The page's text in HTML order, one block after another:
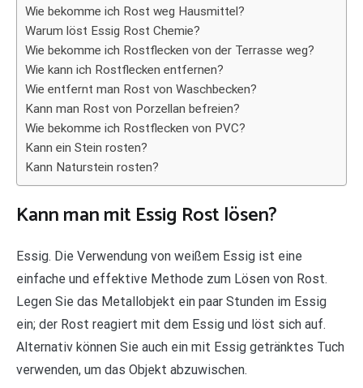
Wie bekomme ich Rost weg Hausmittel?
Warum löst Essig Rost Chemie?
Wie bekomme ich Rostflecken von der Terrasse weg?
Wie kann ich Rostflecken entfernen?
Wie entfernt man Rost von Waschbecken?
Kann man Rost von Porzellan befreien?
Wie bekomme ich Rostflecken von PVC?
Kann ein Stein rosten?
Kann Naturstein rosten?
Kann man mit Essig Rost lösen?
Essig. Die Verwendung von weißem Essig ist eine
einfache und effektive Methode zum Lösen von Rost.
Legen Sie das Metallobjekt ein paar Stunden im Essig
ein; der Rost reagiert mit dem Essig und löst sich auf.
Alternativ können Sie auch ein mit Essig getränktes Tuch
verwenden, um das Objekt abzuwischen.